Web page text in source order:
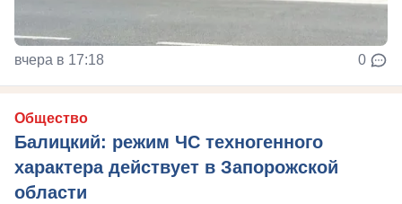
вчера в 17:18 0
Общество
Балицкий: режим ЧС техногенного
характера действует в Запорожской
области